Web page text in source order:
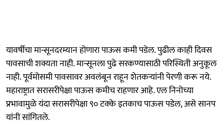
यावर्षीचा मान्सूनदरम्यान होणारा पाऊस कमी पडेल. पुढील काही दिवस
पावसाची शक्यता नाही. मान्सूनला पुढे सरकण्यासाठी परिस्थिती अनुकूल
नाही. पूर्वमोसमी पावसावर अवलंबून राहून शेतकऱ्यांनी पेरणी करू नये.
महाराष्ट्रात सरासरीपेक्षा पाऊस कमीच राहणार आहे. एल निनोच्या
प्रभावामुळे यंदा सरासरीपेक्षा ९० टक्के इतकाच पाऊस पडेल, असे सानप
यांनी सांगितले.